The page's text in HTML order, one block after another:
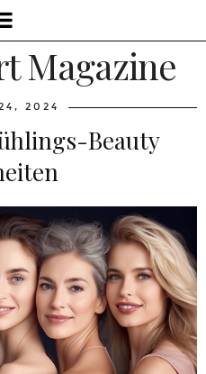
Magazine
2024
Beauty